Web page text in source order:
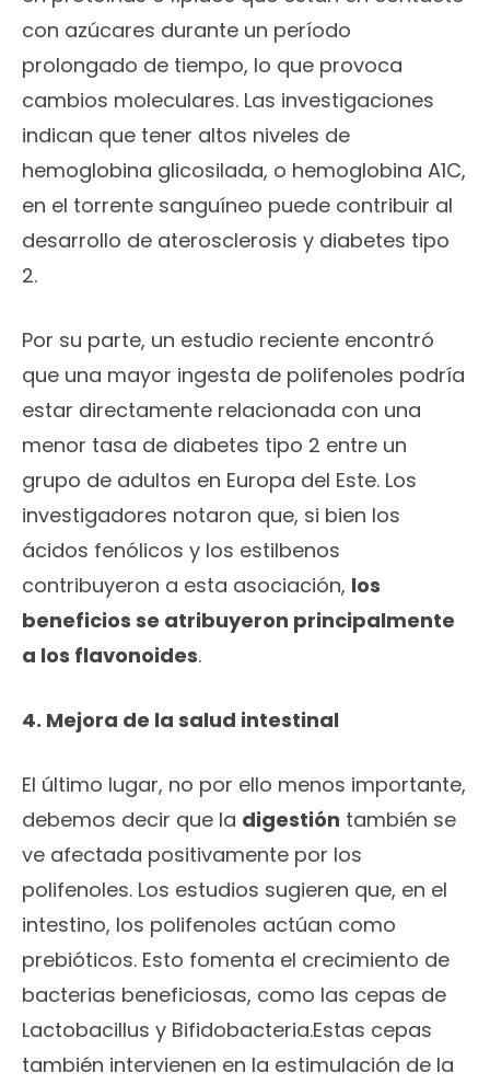
con azúcares durante un período
prolongado de tiempo, lo que provoca
cambios moleculares. Las investigaciones
indican que tener altos niveles de
hemoglobina glicosilada, o hemoglobina A1C,
en el torrente sanguíneo puede contribuir al
desarrollo de aterosclerosis y diabetes tipo
2.
Por su parte, un estudio reciente encontró
que una mayor ingesta de polifenoles podría
estar directamente relacionada con una
menor tasa de diabetes tipo 2 entre un
grupo de adultos en Europa del Este. Los
investigadores notaron que, si bien los
ácidos fenólicos y los estilbenos
contribuyeron a esta asociación, los
beneficios se atribuyeron principalmente
a los flavonoides.
4. Mejora de la salud intestinal
El último lugar, no por ello menos importante,
debemos decir que la digestión también se
ve afectada positivamente por los
polifenoles. Los estudios sugieren que, en el
intestino, los polifenoles actúan como
prebióticos. Esto fomenta el crecimiento de
bacterias beneficiosas, como las cepas de
Lactobacillus y Bifidobacteria.Estas cepas
también intervienen en la estimulación de la